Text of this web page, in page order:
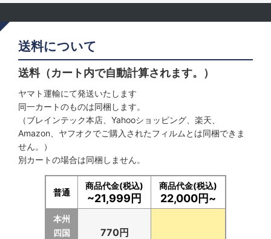
送料について
送料（カート内で自動計算されます。）
ヤマト運輸にて発送いたします
同一カートのものは同梱します。
（ブレインテック本店、Yahooショッピング、楽天、
Amazon、ヤフオクでご購入されたフィルムとは同梱できま
せん。）
別カートの場合は同梱しません。
普通
商品代金(税込)
~21,999円
商品代金(税込)
22,000円~
本州
四国
770円